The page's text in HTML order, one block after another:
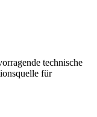
technische
für